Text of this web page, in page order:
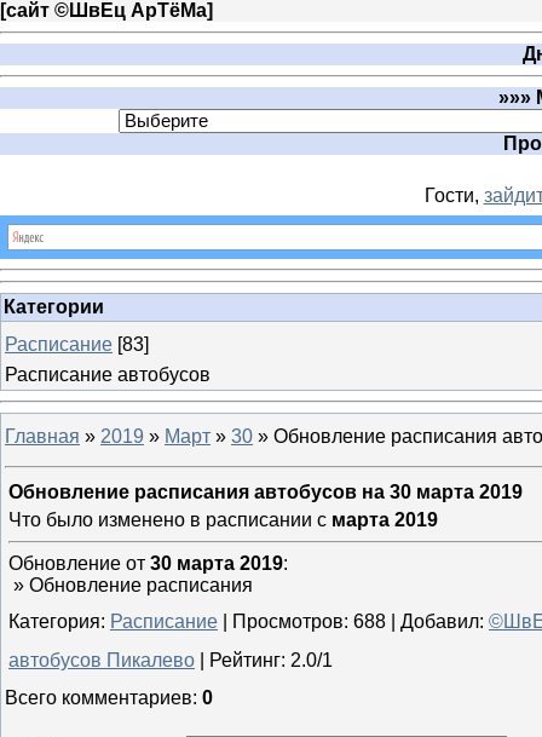
[сайт ©ШвЕц АрTёМа]
»»»
Гости,
Категории
Расписание [83]
Расписание автобусов
Главная » 2019 » Март » 30 » Обновление расписания
Обновление расписания автобусов на 30 марта 2019
Что было изменено в расписании с марта 2019
Обновление от 30 марта 2019:
» Обновление расписания
Категория: Расписание Просмотров: 688 | Добавил:
автобусов Пикалево
Рейтинг: 2.0/1
Всего комментариев: 0